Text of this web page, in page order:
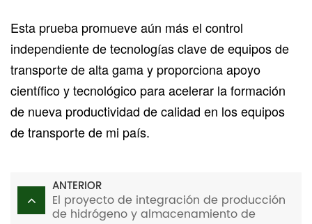
Esta prueba promueve aún más el control
independiente de tecnologías clave de equipos de
transporte de alta gama y proporciona apoyo
científico y tecnológico para acelerar la formación
de nueva productividad de calidad en los equipos
de transporte de mi país.
ANTERIOR
El proyecto de integración de producción
de hidrógeno y almacenamiento de